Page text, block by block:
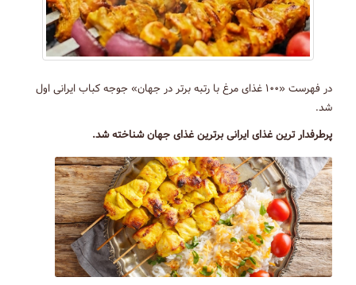
در فهرست «۱۰۰ غذای مرغ با رتبه برتر در جهان» جوجه کباب ایرانی اول
شد.
پرطرفدار ترین غذای ایرانی برترین غذای جهان شناخته شد.